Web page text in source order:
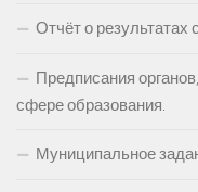
Отчёт о результатах
Предписания
сфере образования.
Муниципальное